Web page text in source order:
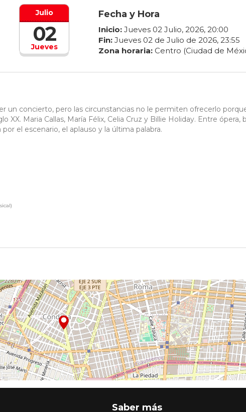
Jueves
Julio
02
Fecha y Hora
Inicio: Jueves 02 Julio, 2026, 20:00
Fin: Jueves 02de Julio de 2026, 23:55
Zona horaria: Centro (Ciudad de
un concierto, pero las circunstancias no le permiten ofrecerlo
XX. Maria Callas, María Félix, Celia Cruz y Billie Holiday. Entre ópera,
el escenario, el aplauso y la última palabra.
Saber más